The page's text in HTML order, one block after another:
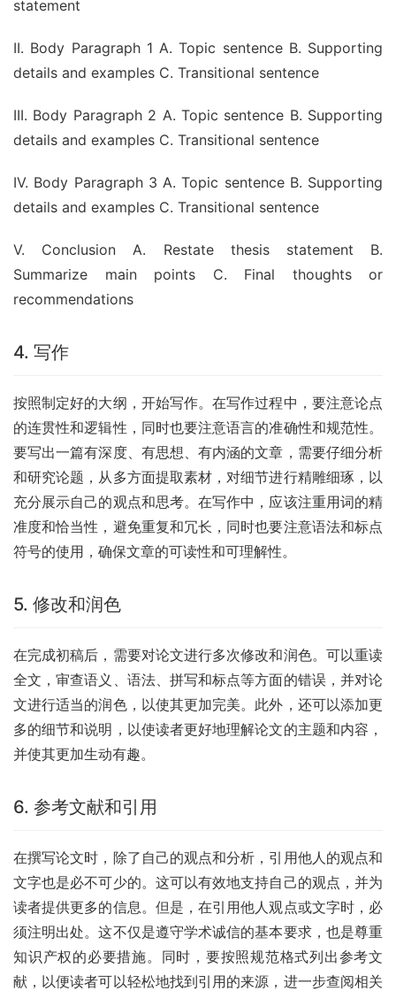
statement
II. Body Paragraph 1 A. Topic sentence B. Supporting
details and examples C. Transitional sentence
III. Body Paragraph 2 A. Topic sentence B. Supporting
details and examples C. Transitional sentence
IV. Body Paragraph 3 A. Topic sentence B. Supporting
details and examples C. Transitional sentence
V. Conclusion A. Restate thesis statement B.
Summarize main points C. Final thoughts or
recommendations
4. 写作
按照制定好的大纲，开始写作。在写作过程中，要注意论点
的连贯性和逻辑性，同时也要注意语言的准确性和规范性。
要写出一篇有深度、有思想、有内涵的文章，需要仔细分析
和研究论题，从多方面提取素材，对细节进行精雕细琢，以
充分展示自己的观点和思考。在写作中，应该注重用词的精
准度和恰当性，避免重复和冗长，同时也要注意语法和标点
符号的使用，确保文章的可读性和可理解性。
5. 修改和润色
在完成初稿后，需要对论文进行多次修改和润色。可以重读
全文，审查语义、语法、拼写和标点等方面的错误，并对论
文进行适当的润色，以使其更加完美。此外，还可以添加更
多的细节和说明，以使读者更好地理解论文的主题和内容，
并使其更加生动有趣。
6. 参考文献和引用
在撰写论文时，除了自己的观点和分析，引用他人的观点和
文字也是必不可少的。这可以有效地支持自己的观点，并为
读者提供更多的信息。但是，在引用他人观点或文字时，必
须注明出处。这不仅是遵守学术诚信的基本要求，也是尊重
知识产权的必要措施。同时，要按照规范格式列出参考文
献，以便读者可以轻松地找到引用的来源，进一步查阅相关